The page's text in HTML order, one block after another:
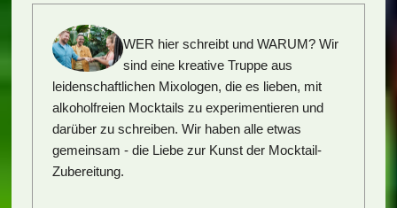
WER hier schreibt und WARUM? Wir
sind eine kreative Truppe aus
leidenschaftlichen Mixologen, die es lieben, mit
alkoholfreien Mocktails zu experimentieren und
darüber zu schreiben. Wir haben alle etwas
gemeinsam - die Liebe zur Kunst der Mocktail-
Zubereitung.